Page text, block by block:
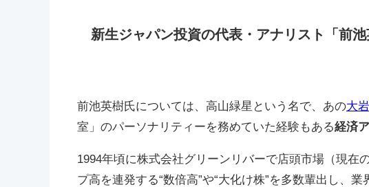
新生ジャパン投資の代表・アナリスト「前
前池英樹氏については、高山緑星という名で、あの大
室」のパーソナリティーを務めていた経験もある経済
1994年頃に株式会社グリーンリバーで店頭市場（現在
プ高を連発する“数倍高”や“大化け株”を多数輩出し、